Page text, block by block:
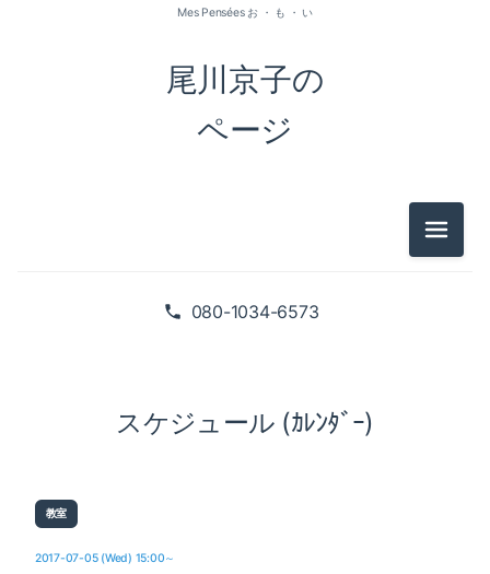
080-1034-6573
尾川京子の
ページ
Mes Pensées お ・ も ・ い
メニュ
スケジュール (ｶﾚﾝﾀﾞｰ)
教室
2017-07-05 (Wed) 15:00～